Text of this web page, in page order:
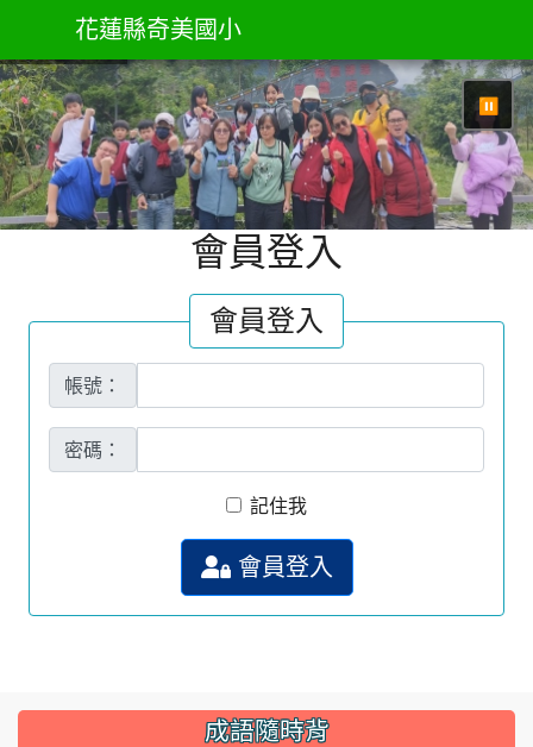
⏸
會員登入
會員登入
帳號：
密碼：
記住我
會員登入
成語隨時背
花蓮縣奇美國小